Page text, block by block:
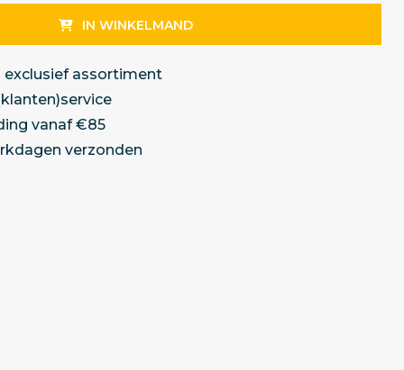
IN WINKELMAND
exclusief assortiment
vanaf €85
verzonden